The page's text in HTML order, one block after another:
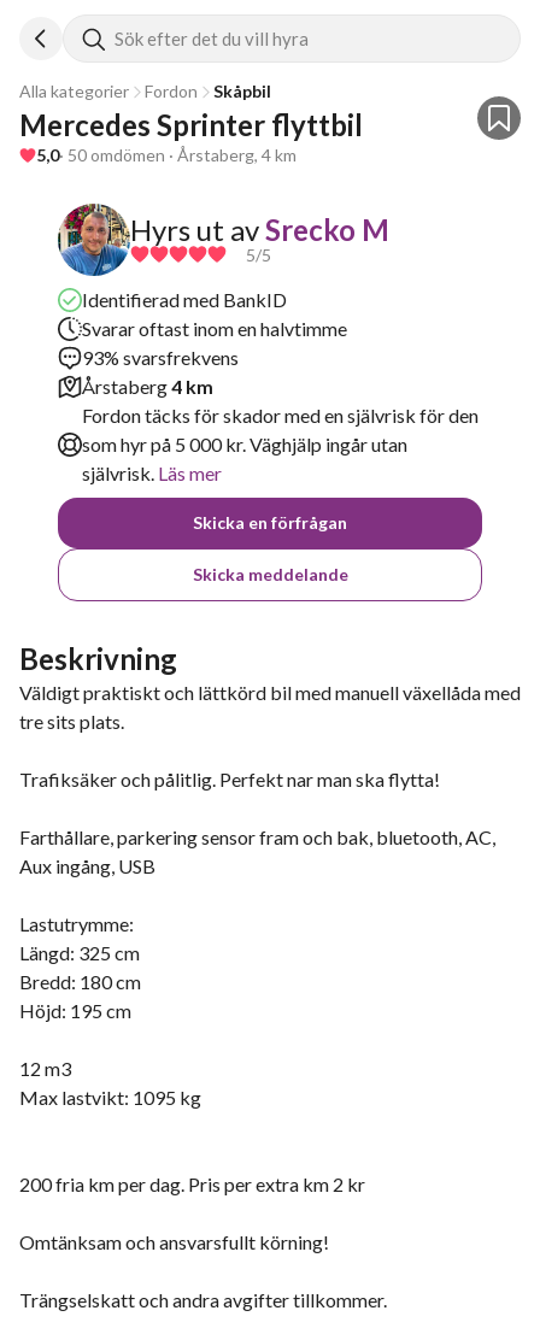
Sök efter det du vill hyra
Alla kategorier Fordon Skåpbil
Mercedes Sprinter flyttbil
5,0· 50 omdömen · Årstaberg, 4 km
Hyrs ut avSrecko M
5/5
Identifierad med BankID
Svarar oftast inom en halvtimme
93% svarsfrekvens
Årstaberg4 km
Fordon täcks för skador med en självrisk för den
som hyr på 5 000 kr. Väghjälp ingår utan
självrisk. Läs mer
Skicka en förfrågan
Skicka meddelande
Beskrivning
Väldigt praktiskt och lättkörd bil med manuell växellåda med
tre sits plats.
Trafiksäker och pålitlig. Perfekt nar man ska flytta!
Farthållare, parkering sensor fram och bak, bluetooth, AC,
Aux ingång, USB
Lastutrymme:
Längd: 325 cm
Bredd: 180 cm
Höjd: 195 cm
12 m3
Max lastvikt: 1095 kg
200 fria km per dag. Pris per extra km 2 kr
Omtänksam och ansvarsfullt körning!
Trängselskatt och andra avgifter tillkommer.